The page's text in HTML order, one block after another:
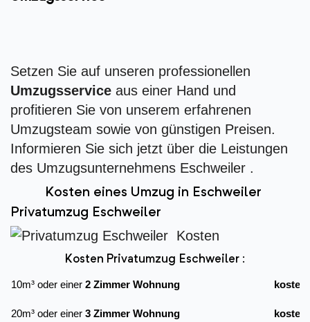
Setzen Sie auf unseren professionellen
Umzugsservice aus einer Hand und
profitieren Sie von unserem erfahrenen
Umzugsteam sowie von günstigen Preisen.
Informieren Sie sich jetzt über die Leistungen
des Umzugsunternehmens Eschweiler .
Kosten eines Umzug in Eschweiler
Privatumzug Eschweiler
Kosten Privatumzug Eschweiler :
10m³ oder einer 2 Zimmer Wohnung kostet
20m³ oder einer 3 Zimmer Wohnung kostet